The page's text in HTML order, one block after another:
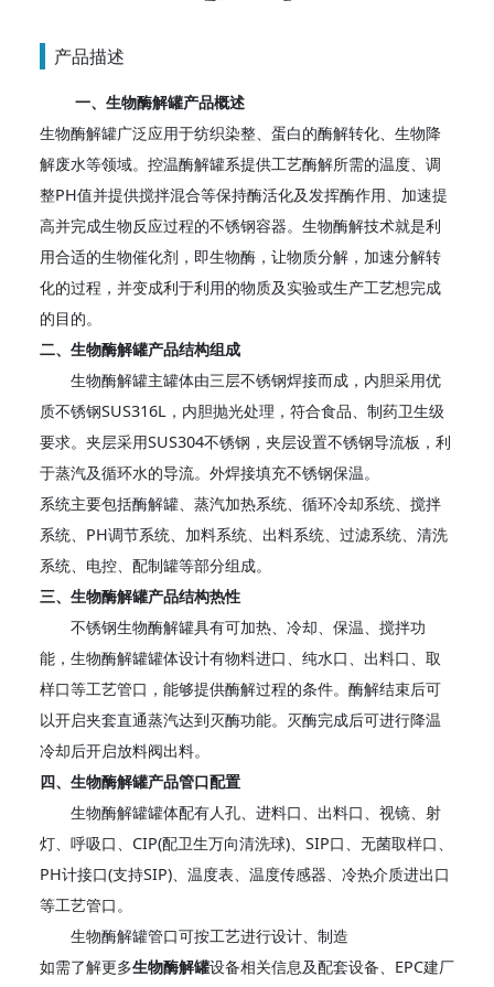
产品描述
一、生物酶解罐产品概述
生物酶解罐广泛应用于纺织染整、蛋白的酶解转化、生物降
解废水等领域。控温酶解罐系提供工艺酶解所需的温度、调
整PH值并提供搅拌混合等保持酶活化及发挥酶作用、加速提
高并完成生物反应过程的不锈钢容器。生物酶解技术就是利
用合适的生物催化剂，即生物酶，让物质分解，加速分解转
化的过程，并变成利于利用的物质及实验或生产工艺想完成
的目的。
二、生物酶解罐产品结构组成
生物酶解罐主罐体由三层不锈钢焊接而成，内胆采用优
质不锈钢SUS316L，内胆抛光处理，符合食品、制药卫生级
要求。夹层采用SUS304不锈钢，夹层设置不锈钢导流板，利
于蒸汽及循环水的导流。外焊接填充不锈钢保温。
系统主要包括酶解罐、蒸汽加热系统、循环冷却系统、搅拌
系统、PH调节系统、加料系统、出料系统、过滤系统、清洗
系统、电控、配制罐等部分组成。
三、生物酶解罐产品结构热性
不锈钢生物酶解罐具有可加热、冷却、保温、搅拌功
能，生物酶解罐罐体设计有物料进口、纯水口、出料口、取
样口等工艺管口，能够提供酶解过程的条件。酶解结束后可
以开启夹套直通蒸汽达到灭酶功能。灭酶完成后可进行降温
冷却后开启放料阀出料。
四、生物酶解罐产品管口配置
生物酶解罐罐体配有人孔、进料口、出料口、视镜、射
灯、呼吸口、CIP(配卫生万向清洗球)、SIP口、无菌取样口、
PH计接口(支持SIP)、温度表、温度传感器、冷热介质进出口
等工艺管口。
生物酶解罐管口可按工艺进行设计、制造
如需了解更多生物酶解罐设备相关信息及配套设备、EPC建厂